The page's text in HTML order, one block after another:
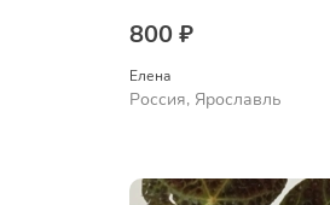
800 ₽
Елена
Россия, Ярославль